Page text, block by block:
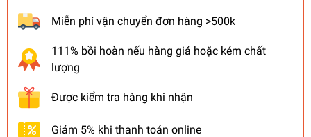
Miễn phí vận chuyển đơn hàng >500k
111% bồi hoàn nếu hàng giả hoặc kém chất
lượng
Được kiểm tra hàng khi nhận
Giảm 5% khi thanh toán online